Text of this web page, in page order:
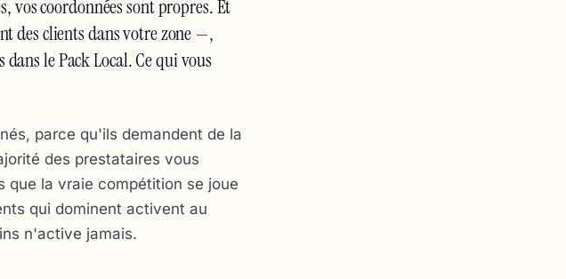
vos coordonnées sont propres. Et
des clients dans votre zone —,
le Pack Local. Ce qui vous
parce qu'ils demandent de la
des prestataires vous
la vraie compétition se joue
qui dominent activent au
n'active jamais.